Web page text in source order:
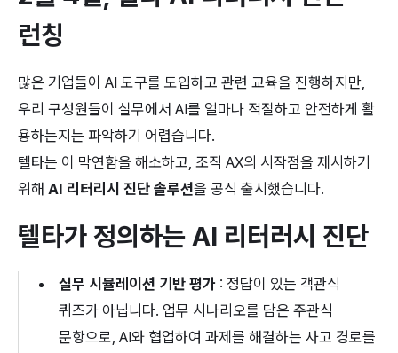
Example H3
런칭
많은 기업들이 AI 도구를 도입하고 관련 교육을 진행하지만,
우리 구성원들이 실무에서 AI를 얼마나 적절하고 안전하게 활
용하는지는 파악하기 어렵습니다.
텔타는 이 막연함을 해소하고, 조직 AX의 시작점을 제시하기
위해 AI 리터리시 진단 솔루션을 공식 출시했습니다.
텔타가 정의하는 AI 리터러시 진단
실무 시뮬레이션 기반 평가 : 정답이 있는 객관식
퀴즈가 아닙니다. 업무 시나리오를 담은 주관식
문항으로, AI와 협업하여 과제를 해결하는 사고 경로를